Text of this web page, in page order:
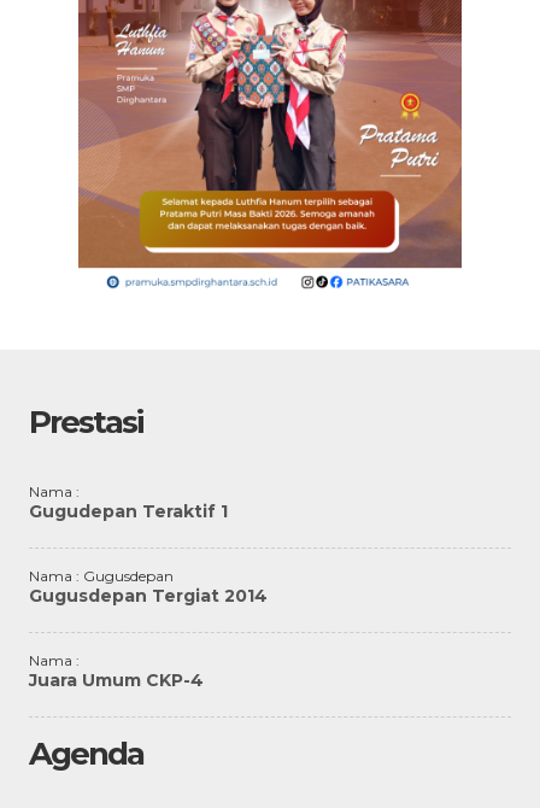
Prestasi
Nama :
Gugudepan Teraktif 1
Nama : Gugusdepan
Gugusdepan Tergiat 2014
Nama :
Juara Umum CKP-4
Agenda